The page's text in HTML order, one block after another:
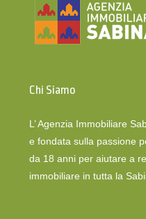
Chi Siamo
L’ Agenzia Immobiliare
e fondata sulla passione
da 18 anni per aiutare a
immobiliare in tutta la